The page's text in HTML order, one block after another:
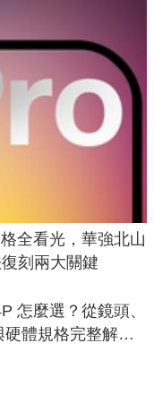
全看光，華強北山
刻兩大關鍵
怎麼選？從鏡頭、
體規格完整解